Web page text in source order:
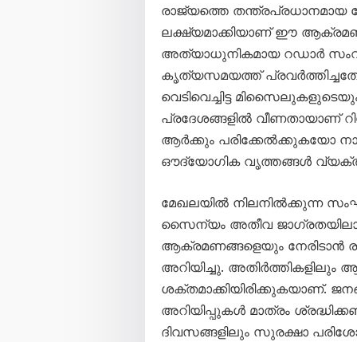
രാജ്യത്തെ തന്ത്രപ്രധാനമായ
ലക്ഷ്യമാക്കിയാണ് ഈ
അത്യാധുനികമായ റഡാർ
കൃത്യസമയത്ത്
വെടിവെച്ചിട്ട
പ്രദേശങ്ങളിൽ വീണതായാണ്
ആർക്കും പരിക്കേൽക്കുകയോ
ഔദ്യോഗിക വൃത്തങ്ങൾ
മേഖലയിൽ നിലനിൽക്കുന്ന
സൈന്യം അതീവ
ആക്രമണങ്ങളെയും
അറിയിച്ചു. അതിർത്തികളിലും
ശക്തമാക്കിയിരിക്കുകയാണ്.
അറിയിപ്പുകൾ മാത്രം
ദിവസങ്ങളിലും സുരക്ഷാ